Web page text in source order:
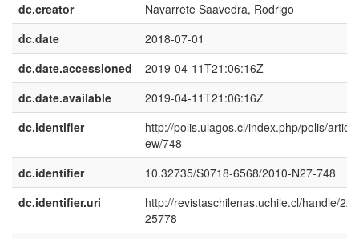
dc.creator
Navarrete Saavedra, Rodrigo
dc.date
2018-07-01
dc.date.accessioned
2019-04-11T21:06:16Z
dc.date.available
2019-04-11T21:06:16Z
dc.identifier
http://polis.ulagos.cl/index.php/polis/
ew/748
dc.identifier
10.32735/S0718-6568/2010-N27-748
dc.identifier.uri
http://revistaschilenas.uchile.cl/handle/
25778